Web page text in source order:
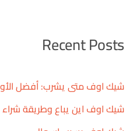
Recent Posts
شيك اوف متى يشرب: أفضل
شيك اوف اين يباع وطريقة شراء